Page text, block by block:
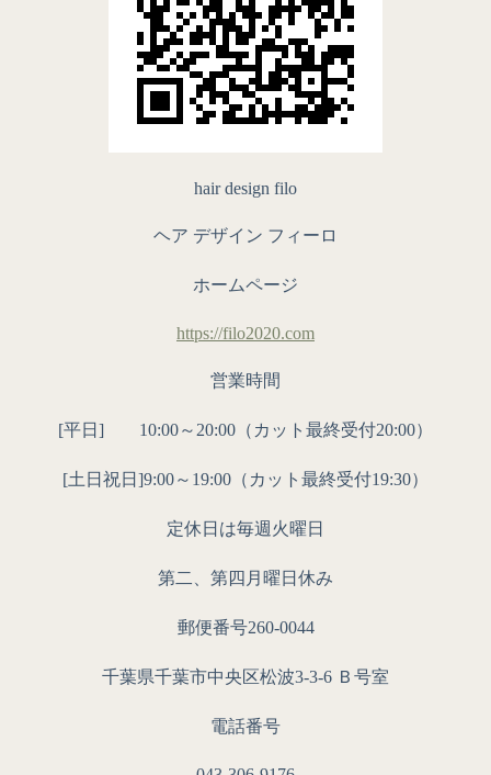
hair design filo
ヘア デザイン フィーロ
ホームページ
https://filo2020.com
営業時間
[平日] 10:00～20:00（カット最終受付20:00）
[土日祝日]9:00～19:00（カット最終受付19:30）
定休日は毎週火曜日
第二、第四月曜日休み
郵便番号260-0044
千葉県千葉市中央区松波3-3-6 Ｂ号室
電話番号